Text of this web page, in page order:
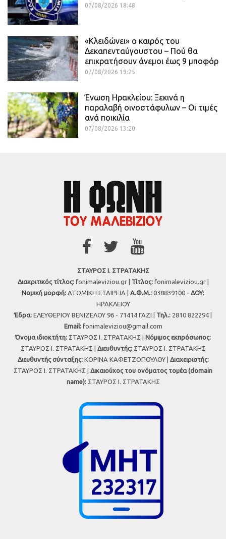
07/08/2026 18:48
«Κλειδώνει» ο καιρός του
Δεκαπενταύγουστου – Πού θα
επικρατήσουν άνεμοι έως 9 μποφόρ
07/08/2026 19:25
Ένωση Ηρακλείου: Ξεκινά η
παραλαβή οινοστάφυλων – Οι τιμές
ανά ποικιλία
07/08/2026 13:20
ΣΤΑΥΡΟΣ Ι. ΣΤΡΑΤΑΚΗΣ
Διακριτικός τίτλος:fonimaleviziou.gr | Τίτλος:fonimaleviziou.gr |
Νομική μορφή: ΑΤΟΜΙΚΗ ΕΤΑΙΡΕΙΑ | Α.Φ.Μ.: 038839100 - ΔΟΥ:
ΗΡΑΚΛΕΙΟΥ
Έδρα: ΕΛΕΥΘΕΡΙΟΥ ΒΕΝΙΖΕΛΟΥ 96 - 71414 ΓΑΖΙ | Τηλ.: 2810 822294 |
Εmail: fonimaleviziou@gmail.com
Όνομα ιδιοκτήτη: ΣΤΑΥΡΟΣ Ι. ΣΤΡΑΤΑΚΗΣ | Νόμιμος εκπρόσωπος:
ΣΤΑΥΡΟΣ Ι. ΣΤΡΑΤΑΚΗΣ | Διευθυντής:ΣΤΑΥΡΟΣ Ι. ΣΤΡΑΤΑΚΗΣ
Διευθυντής σύνταξης:ΚΟΡΙΝΑ ΚΑΦΕΤΖΟΠΟΥΛΟΥ | Διαχειριστής:
ΣΤΑΥΡΟΣ Ι. ΣΤΡΑΤΑΚΗΣ | Δικαιούχος του ονόματος τομέα (domain
name):ΣΤΑΥΡΟΣ Ι. ΣΤΡΑΤΑΚΗΣ